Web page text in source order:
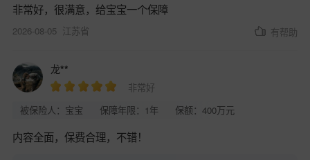
非常好，很满意，给宝宝一个保障
2026-08-05 江苏省 有帮助
龙**
非常好
被保险人：宝宝
保障年限：1年 保额：400万元
内容全面，保费合理，不错！